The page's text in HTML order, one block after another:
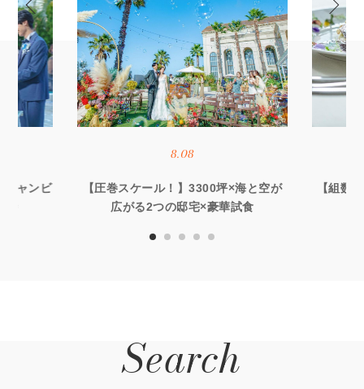
シャンビ
8.08
【圧巻スケール！】3300坪×海と空が
広がる2つの邸宅×豪華試食
【組数
Search